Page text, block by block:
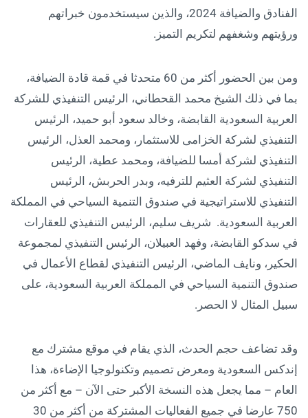
الفنادق والضيافة 2024، والذين سيستخدمون خبراتهم
ورؤيتهم وشغفهم لتكريم التميز.
ومن بين الحضور أكثر من 60 متحدثا في قمة قادة الضيافة،
بما في ذلك الشيخ محمد القحطاني، الرئيس التنفيذي للشركة
العربية السعودية القابضة، وخالد سعود أبو حميد، الرئيس
التنفيذي لشركة الخزامى للاستثمار، ومحمد العذل، الرئيس
التنفيذي لشركة أمسا للضيافة، ومحمد عطية، الرئيس
التنفيذي لشركة العثيم للترفيه، وبدر الحربش، الرئيس
التنفيذي للاستراتيجية في صندوق التنمية السياحي في المملكة
العربية السعودية. شريف سليم، الرئيس التنفيذي للعقارات
في سدكو القابضة، وفهد العبيلان، الرئيس التنفيذي لمجموعة
الحكير، ونايف الماضي، الرئيس التنفيذي لقطاع الأعمال في
صندوق التنمية السياحي في المملكة العربية السعودية، على
سبيل المثال لا الحصر.
وقد تضاعف حجم الحدث، الذي يقام في موقع مشترك مع
إندكس السعودية ومعرض تصميم وتكنولوجيا الإضاءة، هذا
العام – مما يجعل هذه النسخة الأكبر حتى الآن – مع أكثر من
750 عارضا في جميع الفعاليات المشتركة من أكثر من 30